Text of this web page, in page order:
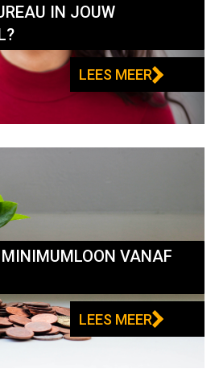
IN JOUW
LEES MEER
VANAF
LEES MEER